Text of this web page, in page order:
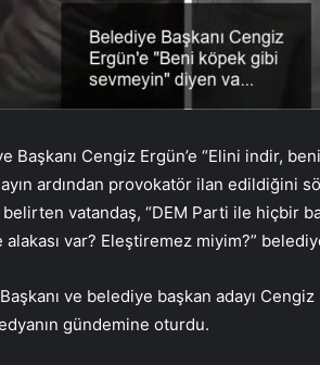
Başkanı Cengiz Ergün’e “Elini indir,
ardından provokatör ilan edildiğini
belirten vatandaş, “DEM Parti ile hiçbir
var? Eleştiremez miyim?”
ve belediye başkan adayı
gündemine oturdu.